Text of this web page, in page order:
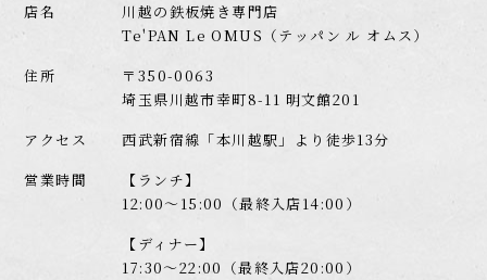
店名
川越の鉄板焼き専門店
Te'PAN Le OMUS（テッパン ル オムス）
住所
〒350-0063
埼玉県川越市幸町8-11 明文館201
アクセス
西武新宿線「本川越駅」より徒歩13分
営業時間
【ランチ】
12:00～15:00（最終入店14:00）
【ディナー】
17:30～22:00（最終入店20:00）